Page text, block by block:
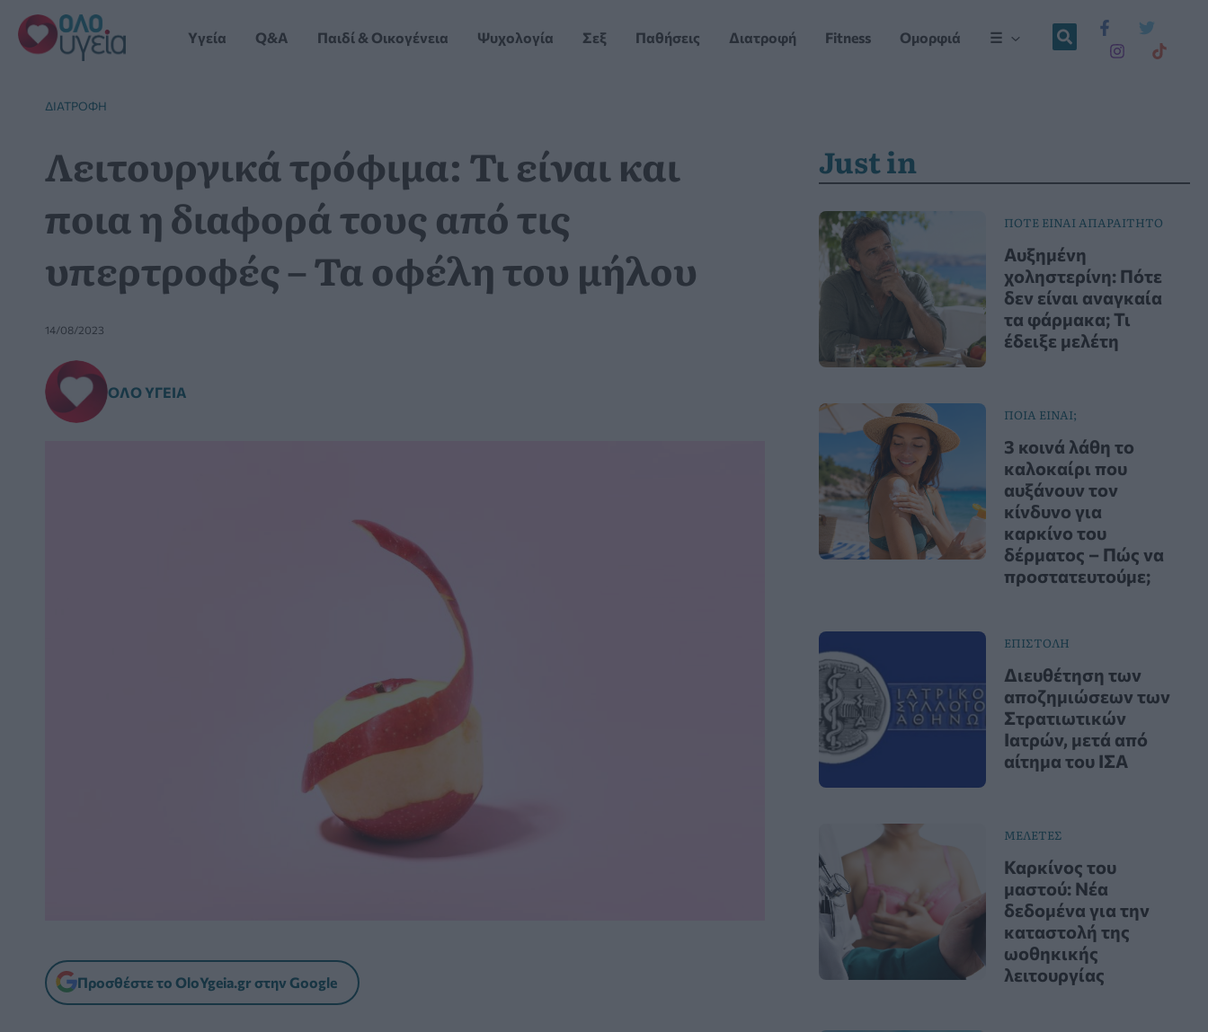
Μετάβαση
στο
περιεχόμενο
Yγεία Q&A Παιδί & Οικογένεια Ψυχολογία Σεξ Παθήσεις Διατροφή Fitness Ομορφιά ☰
ΔΙΑΤΡΟΦΉ
Λειτουργικά τρόφιμα: Τι είναι και
ποια η διαφορά τους από τις
υπερτροφές – Τα οφέλη του μήλου
14/08/2023
ΌΛΟ ΥΓΕΊΑ
Προσθέστε το OloYgeia.gr στην Google
Just in
ΠΟΤΕ ΕΙΝΑΙ ΑΠΑΡΑΙΤΗΤΟ
Αυξημένη
χοληστερίνη: Πότε
δεν είναι αναγκαία
τα φάρμακα; Τι
έδειξε μελέτη
ΠΟΙΑ ΕΙΝΑΙ;
3 κοινά λάθη το
καλοκαίρι που
αυξάνουν τον
κίνδυνο για
καρκίνο του
δέρματος – Πώς να
προστατευτούμε;
ΕΠΙΣΤΟΛΗ
Διευθέτηση των
αποζημιώσεων των
Στρατιωτικών
Ιατρών, μετά από
αίτημα του ΙΣΑ
ΜΕΛΕΤΕΣ
Καρκίνος του
μαστού: Νέα
δεδομένα για την
καταστολή της
ωοθηκικής
λειτουργίας